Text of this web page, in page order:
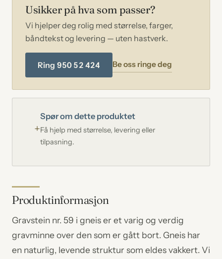
Usikker på hva som passer?
Vi hjelper deg rolig med størrelse, farger,
båndtekst og levering — uten hastverk.
Ring 950 52 424 Be oss ringe deg
Spør om dette produktet
Få hjelp med størrelse, levering eller
tilpasning.
Produktinformasjon
Gravstein nr. 59 i gneis er et varig og verdig
gravminne over den som er gått bort. Gneis har
en naturlig, levende struktur som eldes vakkert. Vi